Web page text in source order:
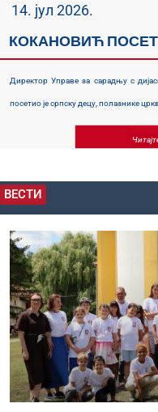
14. јул 2026.
КОКАНОВИЋ
ПОЛАЗНИКЕ
БУДИМСКЕ, КОЈИ
СРПСКУ ДЕЦУ ИЗ
Директор Управе за сарадњу с
посетио је српску децу, полазнике
ВЕСТИ